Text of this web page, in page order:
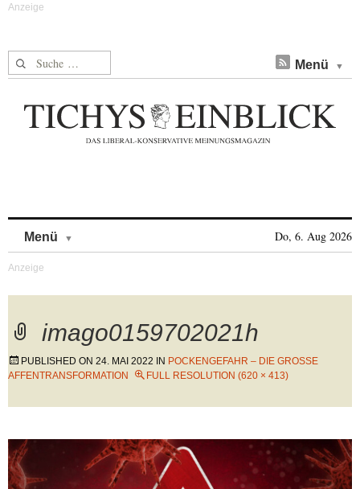
Suche nach: Menü
Menü Do, 6. Aug 2026
imago0159702021h
PUBLISHED ON 24. MAI 2022 IN POCKENGEFAHR – DIE GROSSE A
FFENTRANSFORMATION
FULL RESOLUTION (620 × 413)